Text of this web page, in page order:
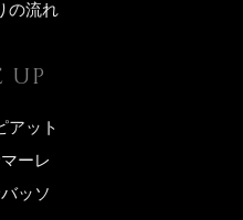
の流れ
UP
アット
ーレ
ッソ